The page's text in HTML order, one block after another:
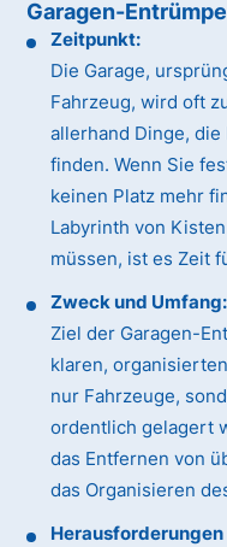
Garagen-
Zeitpunkt:
Die Garage,
Fahrzeug, wird oft
allerhand Dinge,
finden. Wenn Sie
keinen Platz mehr
Labyrinth von
müssen, ist es Zeit
Zweck und Umfang:
Ziel der Garagen-
klaren,
nur Fahrzeuge,
ordentlich gelagert
das Entfernen von
das Organisieren